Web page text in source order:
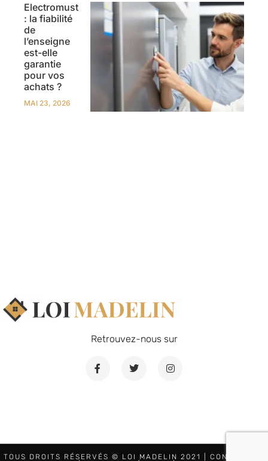
Electromust
: la fiabilité
de
l’enseigne
est-elle
garantie
pour vos
achats ?
MAI 23, 2026
Retrouvez-nous sur
TOUS DROITS RÉSERVÉS © LOI MADELIN 2021 | CONTACTEZ-